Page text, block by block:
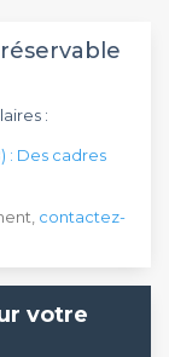
:
: Des cadres
contactez-
votre